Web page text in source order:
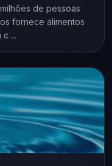
de pessoas
fornece alimentos
...